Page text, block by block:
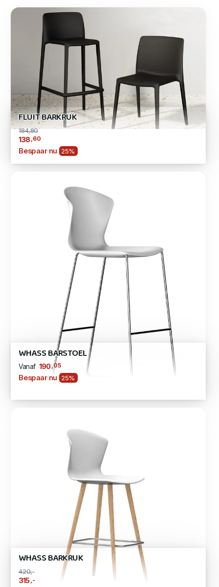
FLUIT BARKRUK
184,80
138,60
Bespaar nu 25%
WHASS BARSTOEL
Vanaf 190,05
Bespaar nu 25%
WHASS BARKRUK
420,-
315 ,-